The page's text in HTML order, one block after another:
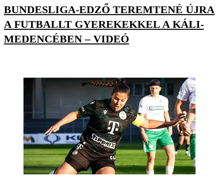
BUNDESLIGA-EDZŐ TEREMTENÉ ÚJRA
A FUTBALLT GYEREKEKKEL A KÁLI-
MEDENCÉBEN – VIDEÓ